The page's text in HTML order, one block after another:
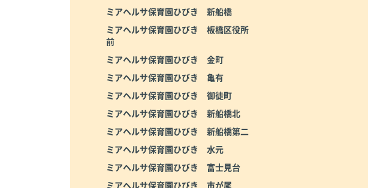
ミアヘルサ保育園ひびき 新船橋
ミアヘルサ保育園ひびき 板橋区役所
前
ミアヘルサ保育園ひびき 金町
ミアヘルサ保育園ひびき 亀有
ミアヘルサ保育園ひびき 御徒町
ミアヘルサ保育園ひびき 新船橋北
ミアヘルサ保育園ひびき 新船橋第二
ミアヘルサ保育園ひびき 水元
ミアヘルサ保育園ひびき 富士見台
ミアヘルサ保育園ひびき 市が尾